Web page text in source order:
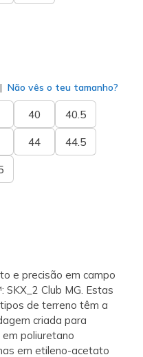
Não vês o teu tamanho?
40 40.5
44 44.5
e precisão em campo
Club MG. Estas
de terreno têm a
criada para
poliuretano
em etileno-acetato